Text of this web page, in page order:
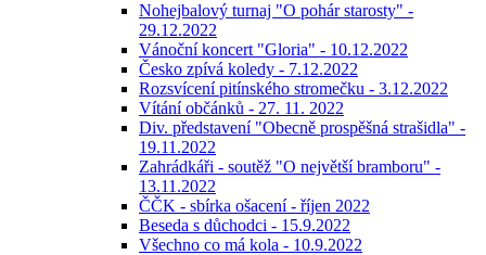
Nohejbalový turnaj "O pohár starosty" -
29.12.2022
Vánoční koncert "Gloria" - 10.12.2022
Česko zpívá koledy - 7.12.2022
Rozsvícení pitínského stromečku - 3.12.2022
Vítání občánků - 27. 11. 2022
Div. představení "Obecně prospěšná strašidla" -
19.11.2022
Zahrádkáři - soutěž "O největší bramboru" -
13.11.2022
ČČK - sbírka ošacení - říjen 2022
Beseda s důchodci - 15.9.2022
Všechno co má kola - 10.9.2022